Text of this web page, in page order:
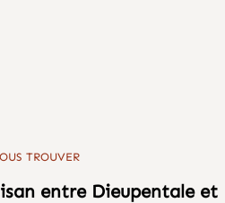
TROUVER
entre Dieupentale et